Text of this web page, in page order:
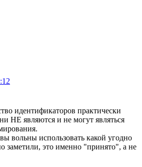
идентификаторов практически
НЕ являются и не могут являться
вольны использовать какой угодно
заметили, это именно "принято", а не